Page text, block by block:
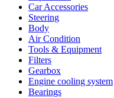
Car Accessories
Steering
Body
Air Condition
Tools & Equipment
Filters
Gearbox
Engine cooling system
Bearings